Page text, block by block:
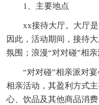
1、主要地点
xx接待大厅。大厅
因此，活动期间，接待
氛围；浪漫“对对碰”相亲
“对对碰”相亲派对
相亲活动，其盈利方式
心、饮品及其他商品消